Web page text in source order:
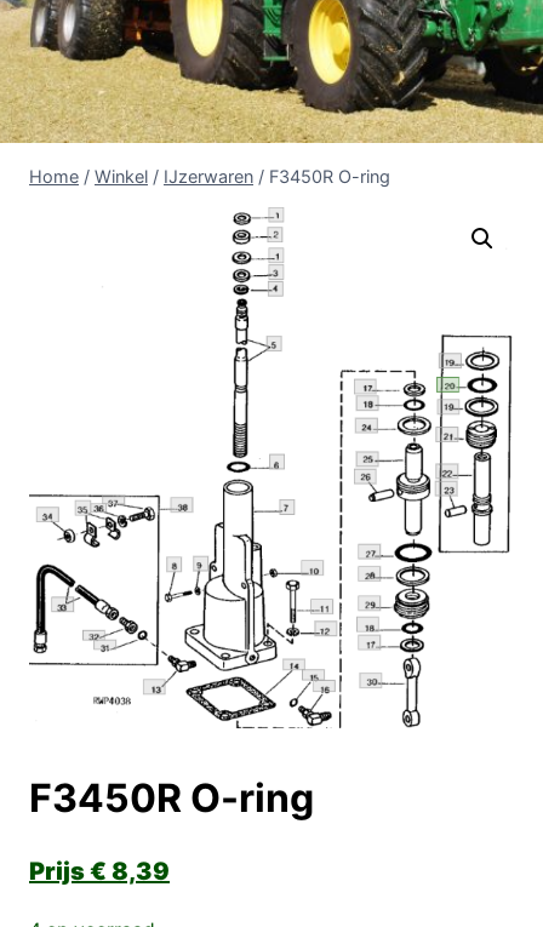
Home / Winkel / IJzerwaren / F3450R O-ring
F3450R O-ring
€ 8,39